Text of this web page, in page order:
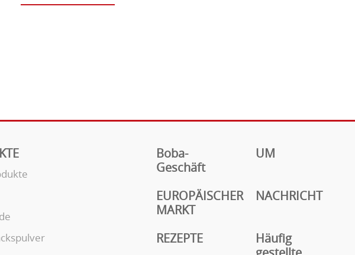
Boba-
Geschäft
UM
EUROPÄISCHER
MARKT
NACHRICHT
REZEPTE
Häufig